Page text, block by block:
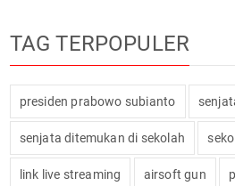
TAG TERPOPULER
presiden prabowo subianto
senjata ditemukan di sekolah
link live streaming airsoft gun